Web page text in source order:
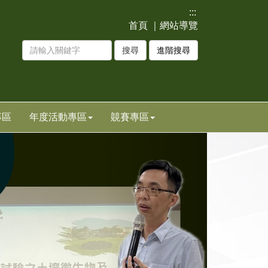
:::
首頁
網站導覽
進階搜尋
年度活動專區 竸賽專區
一
張